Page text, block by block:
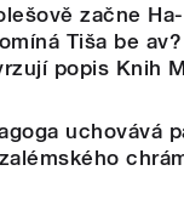
začne
Tiša be
popis Knih
uchovává